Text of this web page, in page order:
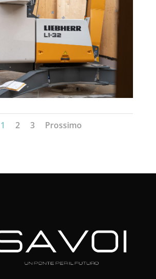
1 2 3 Prossimo